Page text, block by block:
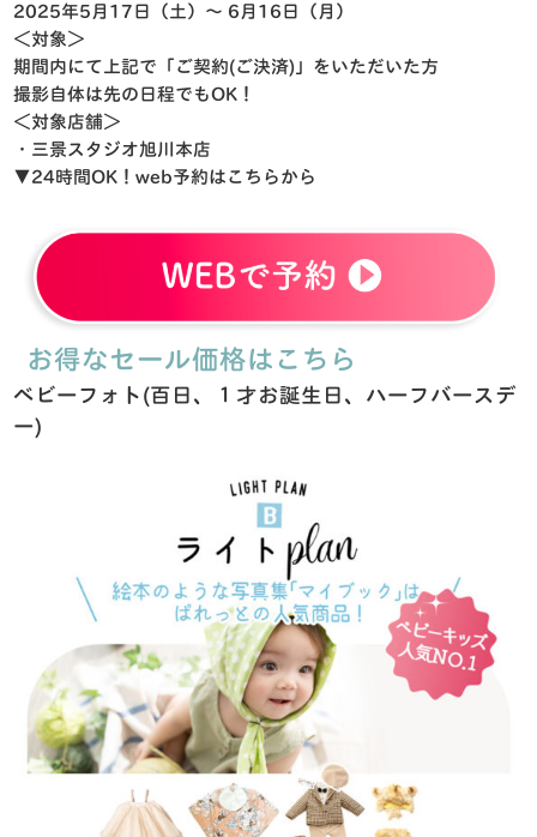
2025年5月17日（土）〜 6月16日（月）
＜対象＞
期間内にて上記で「ご契約(ご決済)」をいただいた方
撮影自体は先の日程でもOK！
＜対象店舗＞
・三景スタジオ旭川本店
▼24時間OK！web予約はこちらから
お得なセール価格はこちら
ベビーフォト(百日、１才お誕生日、ハーフバースデ
ー)